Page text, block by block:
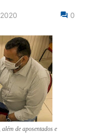
0
de aposentados e